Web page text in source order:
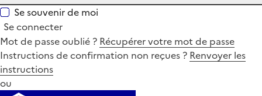
Se souvenir de moi
Se connecter
Mot de passe oublié ? Récupérer votre mot de passe
Instructions de confirmation non reçues ? Renvoyer les
instructions
ou